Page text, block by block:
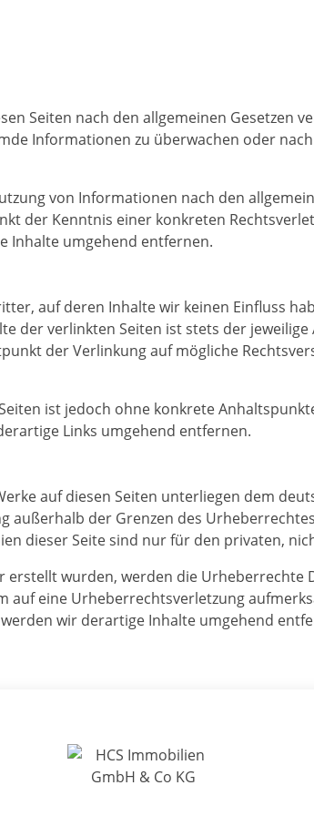
Seiten nach den allgemeinen Gesetzen
Informationen zu überwachen oder
von Informationen nach den
der Kenntnis einer konkreten
Inhalte umgehend entfernen.
auf deren Inhalte wir keinen Einfluss
der verlinkten Seiten ist stets der
der Verlinkung auf mögliche
ist jedoch ohne konkrete
Links umgehend entfernen.
auf diesen Seiten unterliegen dem
außerhalb der Grenzen des
dieser Seite sind nur für den privaten,
erstellt wurden, werden die
auf eine Urheberrechtsverletzung
wir derartige Inhalte umgehend